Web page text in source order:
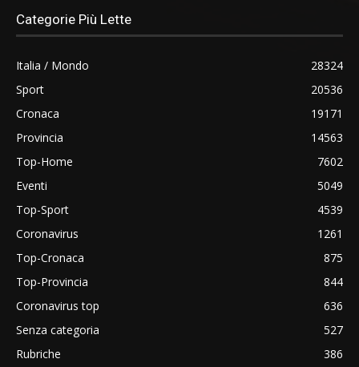
Categorie Più Lette
Italia / Mondo
28324
Sport
20536
Cronaca
19171
Provincia
14563
Top-Home
7602
Eventi
5049
Top-Sport
4539
Coronavirus
1261
Top-Cronaca
875
Top-Provincia
844
Coronavirus top
636
Senza categoria
527
Rubriche
386